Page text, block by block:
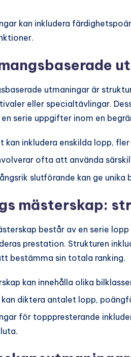
kan inkludera
utmaningar är
eller specialtävlingar.
serie uppgifter inom en
kan inkludera enskilda lopp,
ofta att använda
slutförande kan ge
mästerskap:
består av en serie
prestation. Strukturen
bestämma sin totala ranking.
kan innehålla olika
kan diktera antalet lopp,
för topppresterande